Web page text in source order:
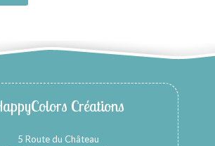
Créations
5 Route du Château